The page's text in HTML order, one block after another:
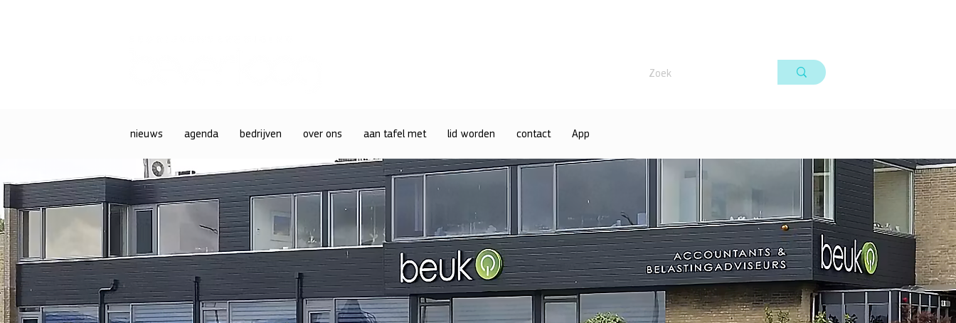
nieuws agenda bedrijven over ons aan tafel met lid worden contact App